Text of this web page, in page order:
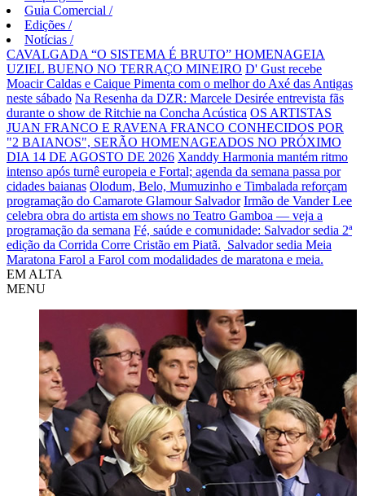
Guia Comercial /
Edições /
Notícias /
CAVALGADA “O SISTEMA É BRUTO” HOMENAGEIA
UZIEL BUENO NO TERRAÇO MINEIRO D' Gust recebe
Moacir Caldas e Caique Pimenta com o melhor do Axé das Antigas
neste sábado Na Resenha da DZR: Marcele Desirée entrevista fãs
durante o show de Ritchie na Concha Acústica OS ARTISTAS
JUAN FRANCO E RAVENA FRANCO CONHECIDOS POR
"2 BAIANOS", SERÃO HOMENAGEADOS NO PRÓXIMO
DIA 14 DE AGOSTO DE 2026 Xanddy Harmonia mantém ritmo
intenso após turnê europeia e Fortal; agenda da semana passa por
cidades baianas Olodum, Belo, Mumuzinho e Timbalada reforçam
programação do Camarote Glamour Salvador Irmão de Vander Lee
celebra obra do artista em shows no Teatro Gamboa — veja a
programação da semana Fé, saúde e comunidade: Salvador sedia 2ª
edição da Corrida Corre Cristão em Piatã. Salvador sedia Meia
Maratona Farol a Farol com modalidades de maratona e meia.
EM ALTA
MENU